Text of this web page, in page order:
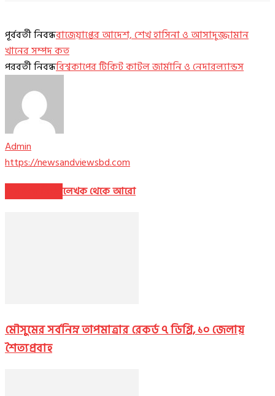
পূর্ববর্তী নিবন্ধবাজেয়াপ্তের আদেশ, শেখ হাসিনা ও আসাদুজ্জামান
খানের সম্পদ কত
পরবর্তী নিবন্ধবিশ্বকাপের টিকিট কাটল জার্মানি ও নেদারল্যান্ডস
Admin
https://newsandviewsbd.com
লেখক থেকে আরো
মৌসুমের সর্বনিম্ন তাপমাত্রার রেকর্ড ৭ ডিগ্রি, ১০ জেলায়
শৈত্যপ্রবাহ